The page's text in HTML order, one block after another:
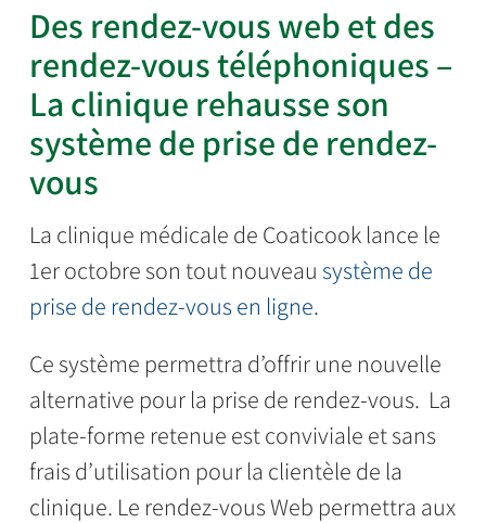
Des rendez-vous web et des
rendez-vous téléphoniques –
La clinique rehausse son
système de prise de rendez-
vous
La clinique médicale de Coaticook lance le
1er octobre son tout nouveau système de
prise de rendez-vous en ligne.
Ce système permettra d’offrir une nouvelle
alternative pour la prise de rendez-vous. La
plate-forme retenue est conviviale et sans
frais d’utilisation pour la clientèle de la
clinique. Le rendez-vous Web permettra aux